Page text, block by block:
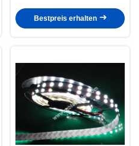
Bestpreis erhalten